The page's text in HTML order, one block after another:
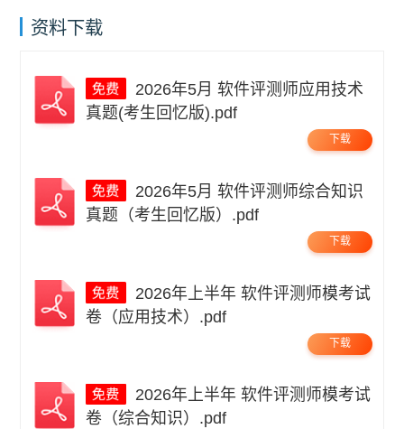
资料下载
真题(考生回忆版).pdf
下载
真题（考生回忆版）.pdf
下载
卷（应用技术）.pdf
下载
卷（综合知识）.pdf